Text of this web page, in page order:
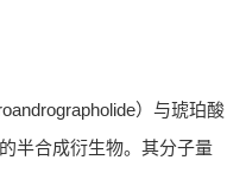
）与琥珀酸
半合成衍生物。其分子量